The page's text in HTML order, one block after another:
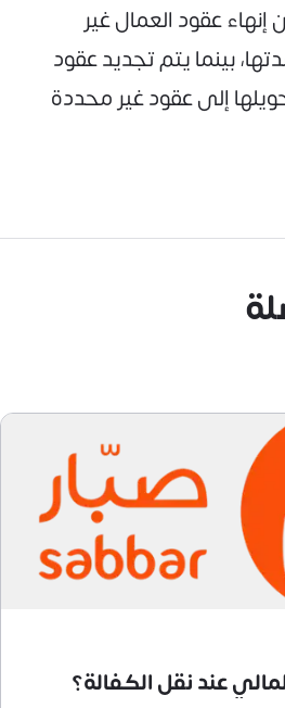
عقود العمال غير
بينما يتم تجديد عقود
إلى عقود غير محددة
عند نقل الكفالة؟